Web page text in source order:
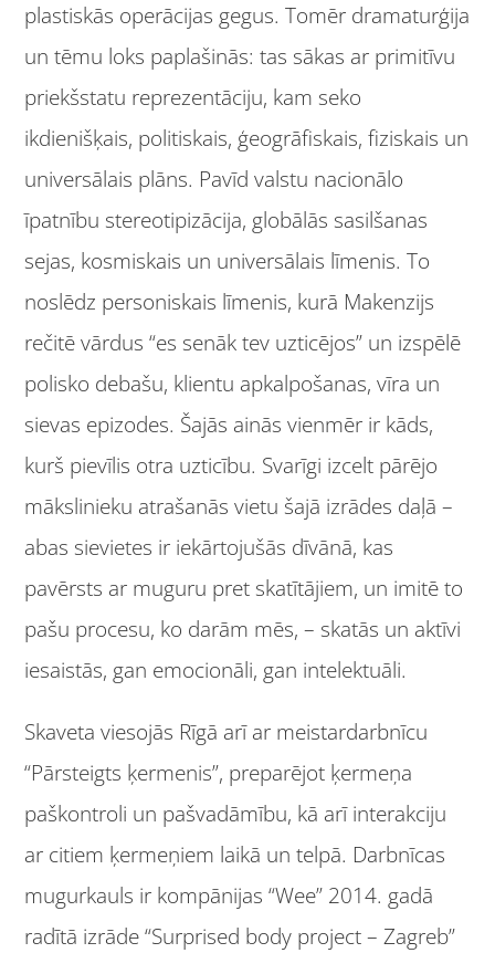
plastiskās operācijas gegus. Tomēr dramaturģija
un tēmu loks paplašinās: tas sākas ar primitīvu
priekšstatu reprezentāciju, kam seko
ikdienišķais, politiskais, ģeogrāfiskais, fiziskais un
universālais plāns. Pavīd valstu nacionālo
īpatnību stereotipizācija, globālās sasilšanas
sejas, kosmiskais un universālais līmenis. To
noslēdz personiskais līmenis, kurā Makenzijs
rečitē vārdus “es senāk tev uzticējos” un izspēlē
polisko debašu, klientu apkalpošanas, vīra un
sievas epizodes. Šajās ainās vienmēr ir kāds,
kurš pievīlis otra uzticību. Svarīgi izcelt pārējo
mākslinieku atrašanās vietu šajā izrādes daļā –
abas sievietes ir iekārtojušās dīvānā, kas
pavērsts ar muguru pret skatītājiem, un imitē to
pašu procesu, ko darām mēs, – skatās un aktīvi
iesaistās, gan emocionāli, gan intelektuāli.
Skaveta viesojās Rīgā arī ar meistardarbnīcu
“Pārsteigts ķermenis”, preparējot ķermeņa
paškontroli un pašvadāmību, kā arī interakciju
ar citiem ķermeņiem laikā un telpā. Darbnīcas
mugurkauls ir kompānijas “Wee” 2014. gadā
radītā izrāde “Surprised body project – Zagreb”